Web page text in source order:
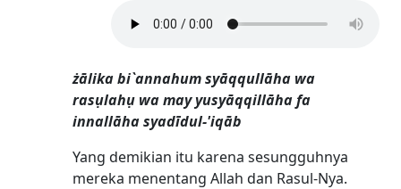
żālika bi`annahum syāqqullāha wa
rasụlahụ wa may yusyāqqillāha fa
innallāha syadīdul-'iqāb
Yang demikian itu karena sesungguhnya
mereka menentang Allah dan Rasul-Nya.